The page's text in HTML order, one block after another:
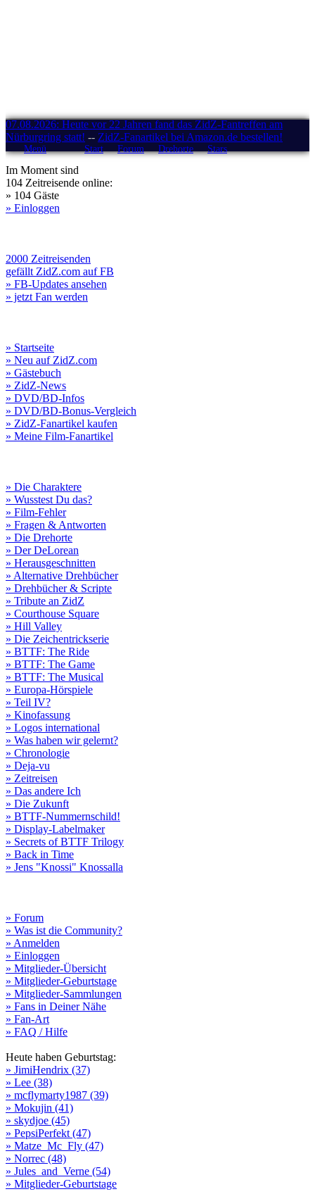
07.08.2026: Heute vor 22 Jahren fand das ZidZ-Fantreffen am
Nürburgring statt! -- ZidZ-Fanartikel bei Amazon.de bestellen!
Menü Start Forum Drehorte Stars
Im Moment sind
104 Zeitreisende online:
» 104 Gäste
» Einloggen
2000 Zeitreisenden
gefällt ZidZ.com auf FB
» FB-Updates ansehen
» jetzt Fan werden
» Startseite
» Neu auf ZidZ.com
» Gästebuch
» ZidZ-News
» DVD/BD-Infos
» DVD/BD-Bonus-Vergleich
» ZidZ-Fanartikel kaufen
» Meine Film-Fanartikel
» Die Charaktere
» Wusstest Du das?
» Film-Fehler
» Fragen & Antworten
» Die Drehorte
» Der DeLorean
» Herausgeschnitten
» Alternative Drehbücher
» Drehbücher & Scripte
» Tribute an ZidZ
» Courthouse Square
» Hill Valley
» Die Zeichentrickserie
» BTTF: The Ride
» BTTF: The Game
» BTTF: The Musical
» Europa-Hörspiele
» Teil IV?
» Kinofassung
» Logos international
» Was haben wir gelernt?
» Chronologie
» Deja-vu
» Zeitreisen
» Das andere Ich
» Die Zukunft
» BTTF-Nummernschild!
» Display-Labelmaker
» Secrets of BTTF Trilogy
» Back in Time
» Jens "Knossi" Knossalla
» Forum
» Was ist die Community?
» Anmelden
» Einloggen
» Mitglieder-Übersicht
» Mitglieder-Geburtstage
» Mitglieder-Sammlungen
» Fans in Deiner Nähe
» Fan-Art
» FAQ / Hilfe
Heute haben Geburtstag:
» JimiHendrix (37)
» Lee (38)
» mcflymarty1987 (39)
» Mokujin (41)
» skydjoe (45)
» PepsiPerfekt (47)
» Matze_Mc_Fly (47)
» Norrec (48)
» Jules_and_Verne (54)
» Mitglieder-Geburtstage